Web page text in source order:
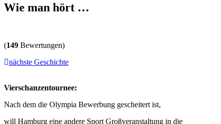
Wie man hört …
(149 Bewertungen)
nächste Geschichte
Vierschanzentournee:
Nach dem die Olympia Bewerbung gescheitert ist,
will Hamburg eine andere Sport Großveranstaltung in die